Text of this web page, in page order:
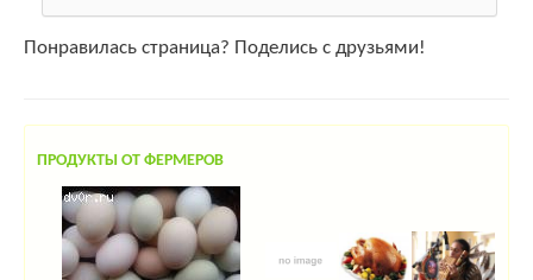
Понравилась страница? Поделись с друзьями!
ПРОДУКТЫ ОТ ФЕРМЕРОВ